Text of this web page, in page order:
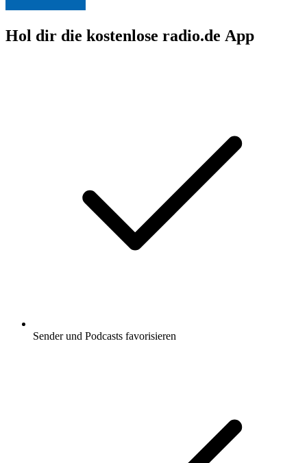
Hol dir die kostenlose radio.de App
Sender und Podcasts favorisieren